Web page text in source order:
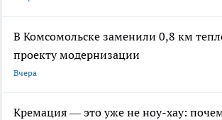
В Комсомольске заменили 0,8 км
проекту модернизации
Вчера
Кремация — это уже не ноу-хау: